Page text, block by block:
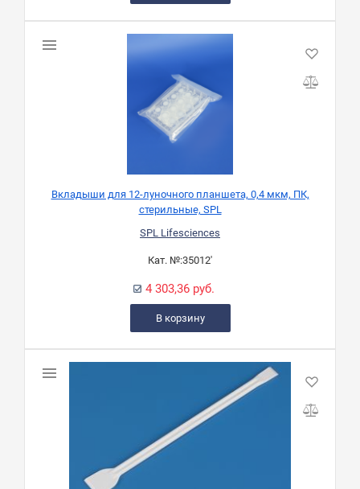
Вкладыши для 12-луночного планшета, 0,4 мкм, ПК,
стерильные, SPL
SPL Lifesciences
Кат. №:35012'
4 303,36 руб.
В корзину